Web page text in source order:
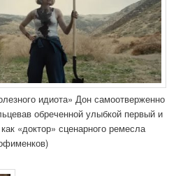
идиота» Дон самоотверженно
обреченной улыбкой первый и
«доктор» сценарного ремесла